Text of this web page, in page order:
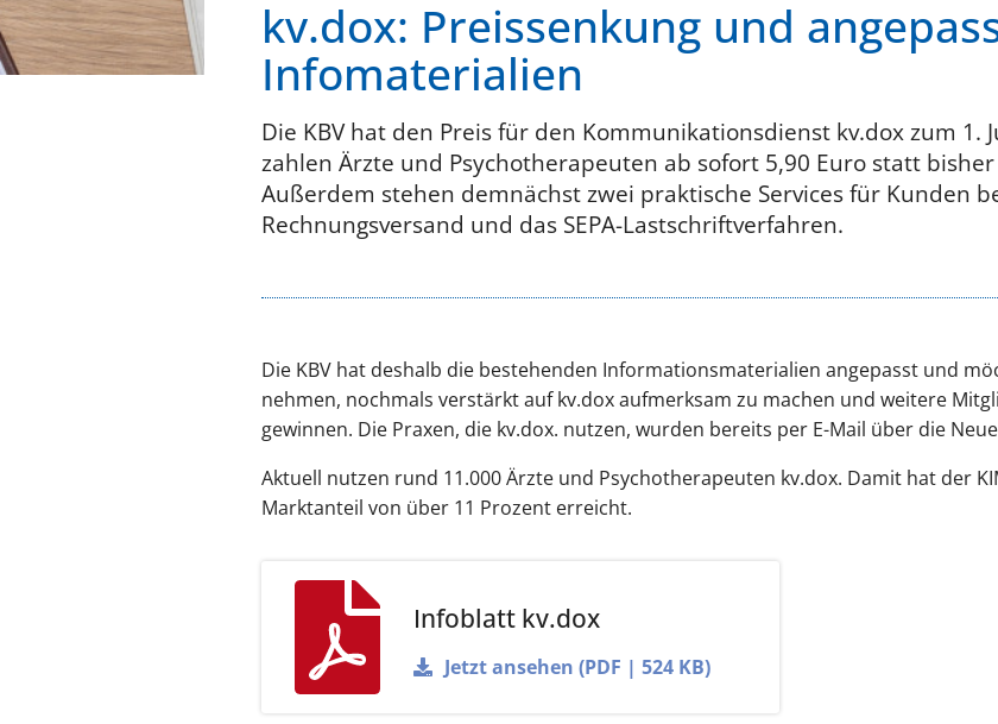
kv.dox: Preissenkung und
Infomaterialien
Die KBV hat den Preis für den Kommunikationsdienst kv.dox zum 1.
zahlen Ärzte und Psychotherapeuten ab sofort 5,90 Euro statt
Außerdem stehen demnächst zwei praktische Services für Kunden
Rechnungsversand und das SEPA-Lastschriftverfahren.
Die KBV hat deshalb die bestehenden Informationsmaterialien angepasst und
nehmen, nochmals verstärkt auf kv.dox aufmerksam zu machen und weitere
gewinnen. Die Praxen, die kv.dox. nutzen, wurden bereits per E-Mail über die
Aktuell nutzen rund 11.000 Ärzte und Psychotherapeuten kv.dox. Damit hat der
Marktanteil von über 11 Prozent erreicht.
Infoblatt kv.dox
Jetzt ansehen (PDF | 524 KB)